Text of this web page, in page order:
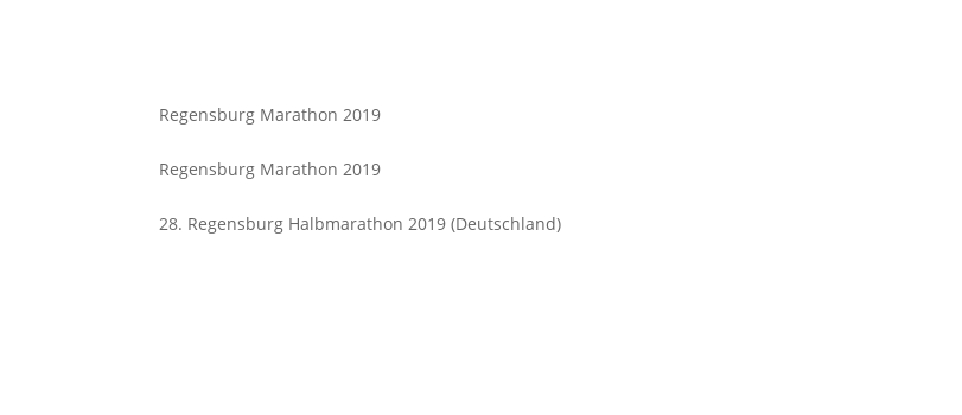
Regensburg Marathon 2019
Regensburg Marathon 2019
28. Regensburg Halbmarathon 2019 (Deutschland)